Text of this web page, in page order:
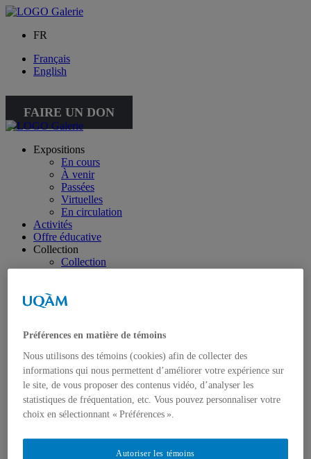
FR
Français
English
FAIRE UN DON
Expositions
En cours
À venir
Passées
Virtuelles
En circulation
Activités
Offre éducative
Collection
Collection
À propos de la petite collection
Publications
À propos des publications
Actualités
À propos
Accessibilité
Contact
Mandat
Équipe
Proposition de projet
Préférences en matière de témoins
Nous utilisons des témoins (cookies) afin de collecter des
informations qui nous permettent d’améliorer votre expérience sur
le site, de vous proposer des contenus vidéo, d’analyser les
statistiques de fréquentation, etc. Vous pouvez personnaliser votre
choix en sélectionnant « Préférences ».
Autoriser les témoins